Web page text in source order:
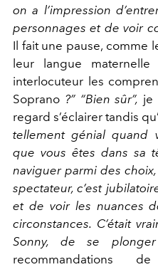
on a l’impression
personnages et de voir
Il fait une pause, comme
leur langue
interlocuteur les
Soprano ?” “Bien sûr”, je
regard s’éclairer tandis
tellement génial quand
que vous êtes dans sa
naviguer parmi des
spectateur, c’est
et de voir les nuances
circonstances. C’était
Sonny, de se plonger